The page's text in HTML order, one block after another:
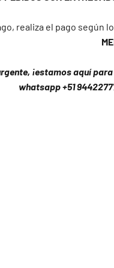
realiza el pago según
¡estamos aquí
whatsapp +51